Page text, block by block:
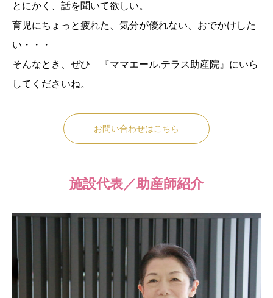
とにかく、話を聞いて欲しい。
育児にちょっと疲れた、気分が優れない、おでかけした
い・・・
そんなとき、ぜひ 『ママエール.テラス助産院』にいら
してくださいね。
お問い合わせはこちら
施設代表／助産師紹介